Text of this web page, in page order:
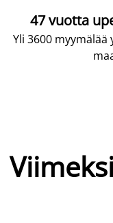
47 vuotta
Yli 3600